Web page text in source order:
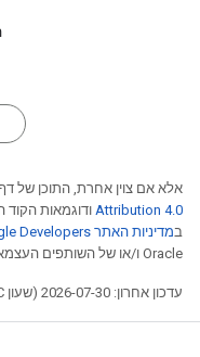
אלא אם צוין אחרת, התוכן של דף
Attribution 4.0 ודוגמאות הקוד
במדיניות האתר Google Developers‏
Oracle ו/או של השותפים העצמאיים שלה.
עדכון אחרון: 2026-07-30 (שעון UTC).